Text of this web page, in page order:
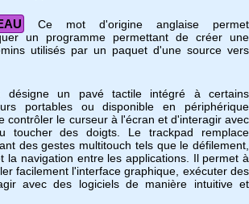
Ce mot d'origine anglaise permet
un programme permettant de créer une
utilisés par un paquet d'une source vers
désigne un pavé tactile intégré à certains
portables ou disponible en périphérique
contrôler le curseur à l'écran et d'interagir avec
toucher des doigts. Le trackpad remplace
des gestes multitouch tels que le défilement,
la navigation entre les applications. Il permet à
facilement l'interface graphique, exécuter des
avec des logiciels de manière intuitive et